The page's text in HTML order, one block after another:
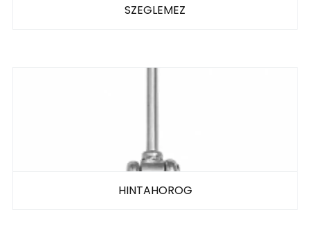
SZEGLEMEZ
HINTAHOROG